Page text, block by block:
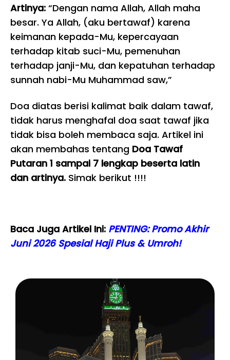
Artinya: “Dengan nama Allah, Allah maha
besar. Ya Allah, (aku bertawaf) karena
keimanan kepada-Mu, kepercayaan
terhadap kitab suci-Mu, pemenuhan
terhadap janji-Mu, dan kepatuhan terhadap
sunnah nabi-Mu Muhammad saw,”
Doa diatas berisi kalimat baik dalam tawaf,
tidak harus menghafal doa saat tawaf jika
tidak bisa boleh membaca saja. Artikel ini
akan membahas tentang Doa Tawaf
Putaran 1 sampai 7 lengkap beserta latin
dan artinya. Simak berikut !!!!
Baca Juga Artikel Ini: PENTING: Promo Akhir
Juni 2026 Spesial Haji Plus & Umroh!